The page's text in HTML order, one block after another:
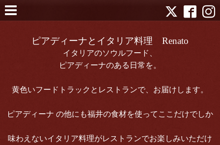
ピアディーナとイタリア料理 Renato
イタリアのソウルフード、
ピアディーナのある日常を。
黄色いフードトラックとレストランで、お届けします。
ピアディーナ の他にも福井の食材を使ってここだけでしか
味わえないイタリア料理がレストランでお楽しみいただけ